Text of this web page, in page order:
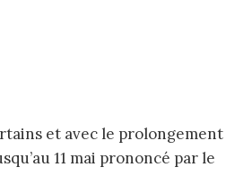
et avec le prolongement
11 mai prononcé par le